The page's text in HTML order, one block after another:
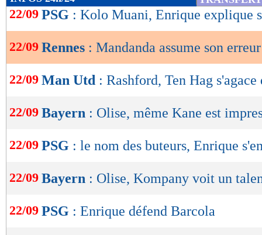
de
OK
22/09 PSG : Kolo Muani, Enrique explique
22/09 Rennes : Mandanda assume son erreur
22/09 Man Utd : Rashford, Ten Hag s'agace
22/09 Bayern : Olise, même Kane est
22/09 PSG : le nom des buteurs, Enrique
22/09 Bayern : Olise, Kompany voit un
22/09 PSG : Enrique défend Barcola